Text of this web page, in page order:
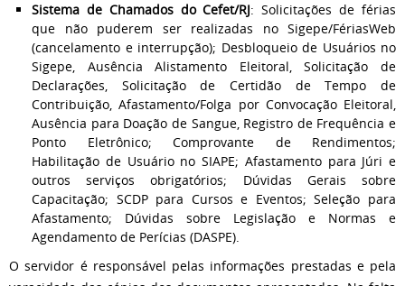
Sistema de Chamados do Cefet/RJ: Solicitações de férias
que não puderem ser realizadas no Sigepe/FériasWeb
(cancelamento e interrupção); Desbloqueio de Usuários no
Sigepe, Ausência Alistamento Eleitoral, Solicitação de
Declarações, Solicitação de Certidão de Tempo de
Contribuição, Afastamento/Folga por Convocação Eleitoral,
Ausência para Doação de Sangue, Registro de Frequência e
Ponto Eletrônico; Comprovante de Rendimentos;
Habilitação de Usuário no SIAPE; Afastamento para Júri e
outros serviços obrigatórios; Dúvidas Gerais sobre
Capacitação; SCDP para Cursos e Eventos; Seleção para
Afastamento; Dúvidas sobre Legislação e Normas e
Agendamento de Perícias (DASPE).
O servidor é responsável pelas informações prestadas e pela